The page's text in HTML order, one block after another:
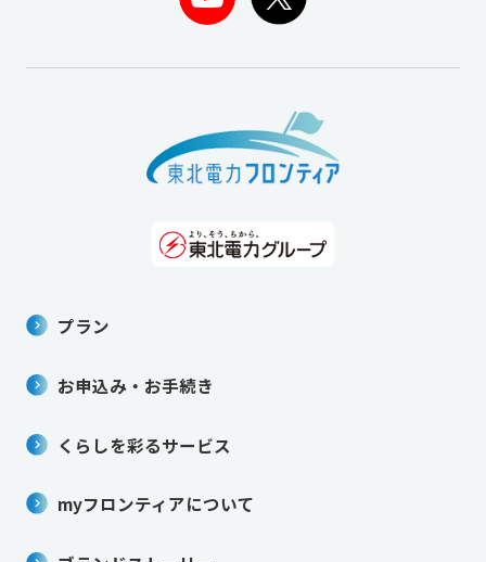
プラン
お申込み・お手続き
くらしを彩るサービス
myフロンティアについて